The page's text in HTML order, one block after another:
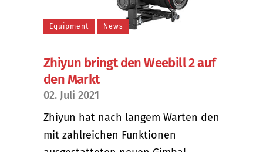
Equipment News
Zhiyun bringt den Weebill 2 auf
den Markt
02. Juli 2021
Zhiyun hat nach langem Warten den
mit zahlreichen Funktionen